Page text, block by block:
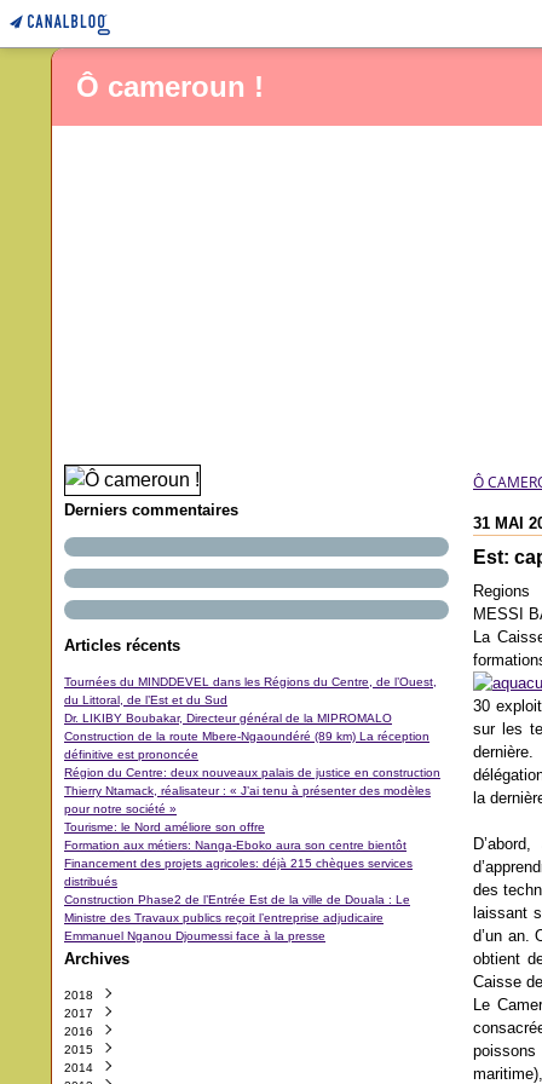
Ô cameroun !
Derniers commentaires
Articles récents
Tournées du MINDDEVEL dans les Régions du Centre, de l’Ouest,
du Littoral, de l’Est et du Sud
Dr. LIKIBY Boubakar, Directeur général de la MIPROMALO
Construction de la route Mbere-Ngaoundéré (89 km) La réception
définitive est prononcée
Région du Centre: deux nouveaux palais de justice en construction
Thierry Ntamack, réalisateur : « J’ai tenu à présenter des modèles
pour notre société »
Tourisme: le Nord améliore son offre
Formation aux métiers: Nanga-Eboko aura son centre bientôt
Financement des projets agricoles: déjà 215 chèques services
distribués
Construction Phase2 de l’Entrée Est de la ville de Douala : Le
Ministre des Travaux publics reçoit l’entreprise adjudicaire
Emmanuel Nganou Djoumessi face à la presse
Archives
2018
Octobre
Septembre
Août
Juillet
2017
Décembre
Novembre
Octobre
2016
Décembre
Novembre
2015
Décembre
2014
Ô
31 MAI
Est:
Regions
MESSI
La
30
sur les
la
des
laissant
d’un an.
obtient
Caisse
Le